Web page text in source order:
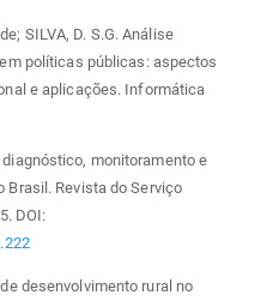
SILVA, D. S.G. Análise
políticas públicas: aspectos
e aplicações. Informática
monitoramento e
Brasil. Revista do Serviço
DOI:
desenvolvimento rural no